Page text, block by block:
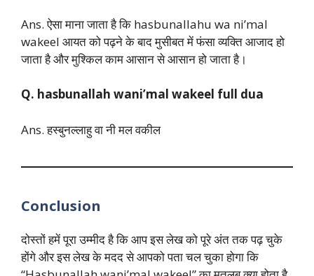
Ans. ऐसा माना जाता है कि hasbunallahu wa ni’mal
wakeel आयत को पढ़ने के बाद मुसीबत में फंसा व्यक्ति आजाद हो
जाता है और मुश्किल काम आसान से आसान हो जाता है।
Q. hasbunallah wani’mal wakeel full dua
Ans. हस्बुनल्लाहु वा नी मल वकील
Conclusion
दोस्तों हमें पूरा उम्मीद है कि आप इस लेख को पूरे अंत तक पढ़ चुके
होंगे और इस लेख के मदद से आपको पता चल चुका होगा कि